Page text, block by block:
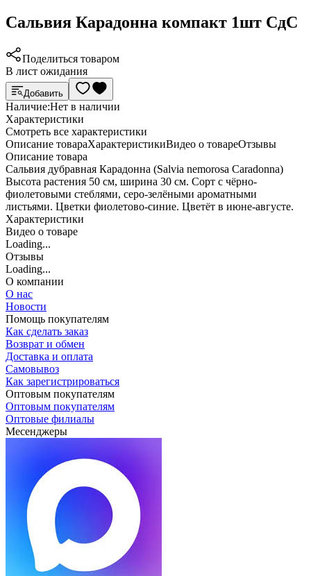
Сальвия Карадонна компакт 1шт СдС
Поделиться товаром
В лист ожидания
Добавить
Наличие:Нет в наличии
Характеристики
Cмотреть все характеристики
Описание товараХарактеристикиВидео о товареОтзывы
Описание товара
Сальвия дубравная Карадонна (Salvia nemorosa Caradonna)
Высота растения 50 см, ширина 30 см. Сорт с чёрно-
фиолетовыми стеблями, серо-зелёными ароматными
листьями. Цветки фиолетово-синие. Цветёт в июне-августе.
Характеристики
Видео о товаре
Loading...
Отзывы
Loading...
О компании
О нас
Новости
Помощь покупателям
Как сделать заказ
Возврат и обмен
Доставка и оплата
Самовывоз
Как зарегистрироваться
Оптовым покупателям
Оптовым покупателям
Оптовые филиалы
Месенджеры